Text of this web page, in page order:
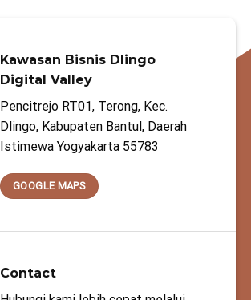
Kawasan Bisnis Dlingo
Digital Valley
Pencitrejo RT01, Terong, Kec.
Dlingo, Kabupaten Bantul, Daerah
Istimewa Yogyakarta 55783
GOOGLE MAPS
Contact